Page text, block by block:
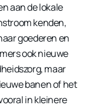
aan de lokale
kenden,
goederen en
ook nieuwe
maar
banen of het
in kleinere